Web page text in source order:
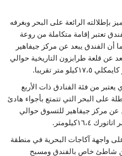
بإطلالته الرائعة على البحر وبغرفه
تعتبر إقامة متكاملة من روعة
أن الفندق يبعد عن مركز جيفاهير
٨٠٠متر، ويبعد عن قلعة طرابزون التاريخية حوالي
من فئة الفنادق ذات الأربع
على البحر التي تتمتع بأجواء هادئ
عن مركز جيفاهير للتسوق حوالي
واجهة آكاجات البحرية في منطقة
شاطئ خاص بالفندق ومسبح